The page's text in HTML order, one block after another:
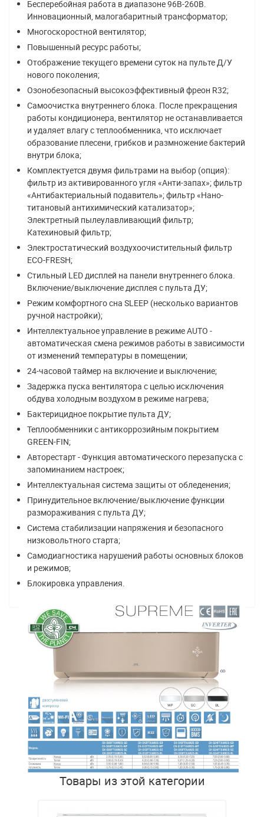
Бесперебойная работа в диапазоне 96В-260В.
Инновационный, малогабаритный трансформатор;
Многоскоростной вентилятор;
Повышенный ресурс работы;
Отображение текущего времени суток на пульте Д/У
нового поколения;
Озонобезопасный высокоэффективный фреон R32;
Самоочистка внутреннего блока. После прекращения
работы кондиционера, вентилятор не останавливается
и удаляет влагу с теплообменника, что исключает
образование плесени, грибков и размножение бактерий
внутри блока;
Комплектуется двумя фильтрами на выбор (опция):
фильтр из активированного угля «Анти-запах»; фильтр
«Антибактериальный подавитель»; фильтр «Нано-
титановый антихимический катализатор»;
Электретный пылеулавливающий фильтр;
Катехиновый фильтр;
Электростатический воздухоочистительный фильтр
ЕСО-FRESH;
Стильный LED дисплей на панели внутреннего блока.
Включение/выключение дисплея с пульта ДУ;
Режим комфортного сна SLЕЕР (несколько вариантов
ручной настройки);
Интеллектуальное управление в режиме AUTO -
автоматическая смена режимов работы в зависимости
от изменений температуры в помещении;
24-часовой таймер на включение и выключение;
Задержка пуска вентилятора с целью исключения
обдува холодным воздухом в режиме нагрева;
Бактерицидное покрытие пульта ДУ;
Теплообменники с антикоррозийным покрытием
GREEN-FIN;
Авторестарт - Функция автоматического перезапуска с
запоминанием настроек;
Интеллектуальная система защиты от обледенения;
Принудительное включение/выключение функции
размораживания с пульта ДУ;
Система стабилизации напряжения и безопасного
низковольтного старта;
Самодиагностика нарушений работы основных блоков
и режимов;
Блокировка управления.
Товары из этой категории